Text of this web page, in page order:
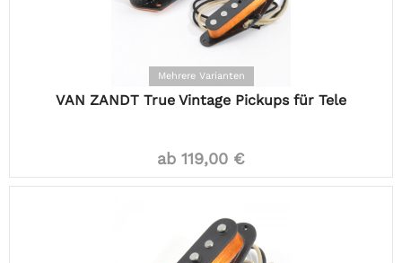
Mehrere Varianten
VAN ZANDT True Vintage Pickups für Tele
ab 119,00 €